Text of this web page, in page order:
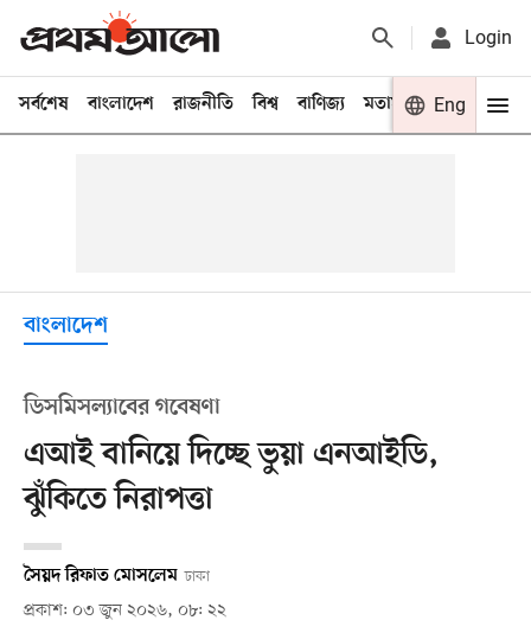
Login
সর্বশেষ বাংলাদেশ রাজনীতি বিশ্ব বাণিজ্য মতামত খেলা
Eng
বাংলাদেশ
ডিসমিসল্যাবের গবেষণা
এআই বানিয়ে দিচ্ছে ভুয়া এনআইডি,
ঝুঁকিতে নিরাপত্তা
সৈয়দ রিফাত মোসলেম ঢাকা
প্রকাশ: ০৩ জুন ২০২৬, ০৮: ২২